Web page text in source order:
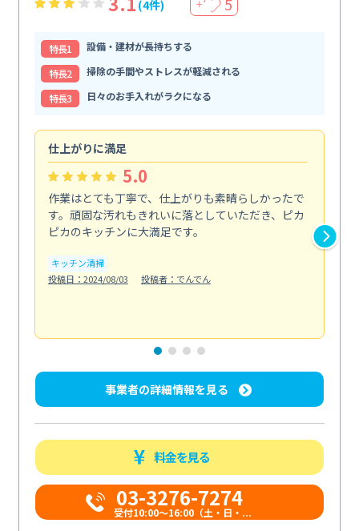
(4件) ＋ 5
特⻑1
設備・建材が長持ちする
特⻑2
掃除の手間やストレスが軽減される
特⻑3
日々のお手入れがラクになる
仕上がりに満足
5.0
作業はとても丁寧で、仕上がりも素晴らしかったで
す。頑固な汚れもきれいに落としていただき、ピカ
ピカのキッチンに大満足です。
キッチン清掃
投稿日：2024/08/03
投稿者：でんでん
事業者の詳細情報を見る
料金を見る
03-3276-7274
受付10:00〜16:00（土・日・...